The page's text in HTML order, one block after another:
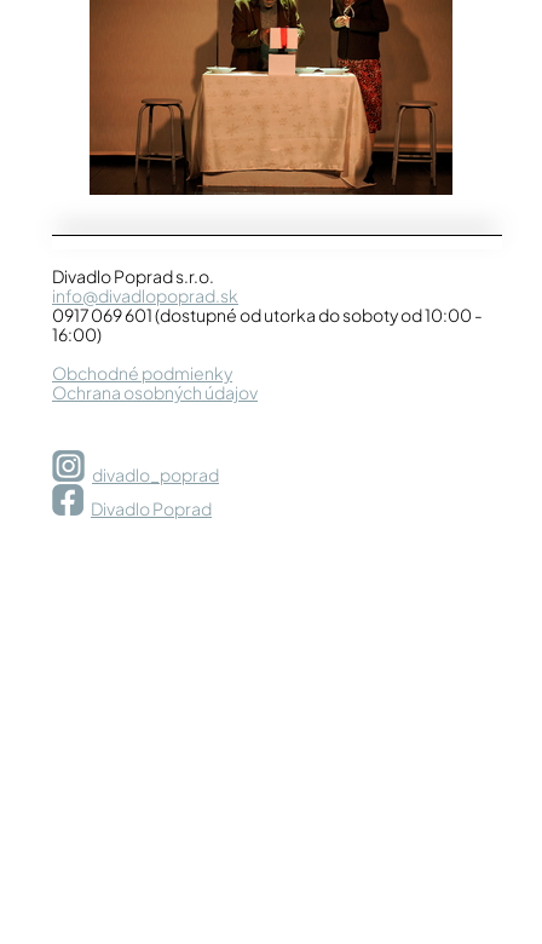
Divadlo Poprad s.r.o.
info@divadlopoprad.sk
0917 069 601 (dostupné od utorka do soboty od 10:00 -
16:00)
Obchodné podmienky
Ochrana osobných údajov
divadlo_poprad
Divadlo Poprad